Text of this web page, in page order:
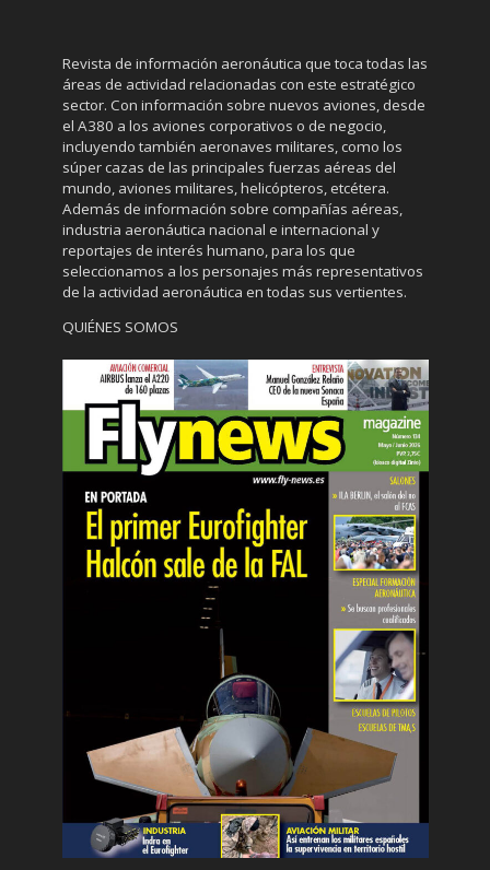
Revista de información aeronáutica que toca todas las
áreas de actividad relacionadas con este estratégico
sector. Con información sobre nuevos aviones, desde
el A380 a los aviones corporativos o de negocio,
incluyendo también aeronaves militares, como los
súper cazas de las principales fuerzas aéreas del
mundo, aviones militares, helicópteros, etcétera.
Además de información sobre compañías aéreas,
industria aeronáutica nacional e internacional y
reportajes de interés humano, para los que
seleccionamos a los personajes más representativos
de la actividad aeronáutica en todas sus vertientes.
QUIÉNES SOMOS